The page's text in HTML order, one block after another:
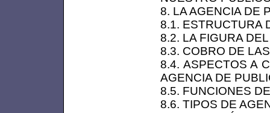
8. LA AGENCIA DE
8.1. ESTRUCTURA
8.2. LA FIGURA
8.3. COBRO DE
8.4. ASPECTOS A
AGENCIA DE
8.5. FUNCIONES
8.6. TIPOS DE